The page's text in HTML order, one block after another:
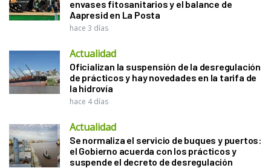
envases fitosanitarios y el balance de
Aapresid en La Posta
hace 3 días
Actualidad
Oficializan la suspensión de la desregulación
de prácticos y hay novedades en la tarifa de
la hidrovía
hace 4 días
Actualidad
Se normaliza el servicio de buques y puertos:
el Gobierno acuerda con los prácticos y
suspende el decreto de desregulación